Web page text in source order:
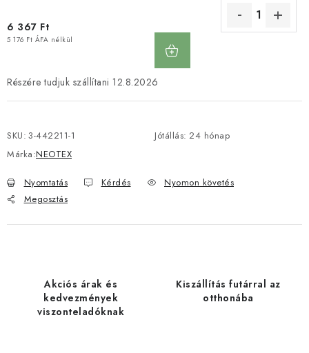
6 367 Ft
5 176 Ft ÁFA nélkül
12.8.2026
SKU: 3-442211-1
Márka:NEOTEX
Jótállás: 24 hónap
Nyomtatás Kérdés
Nyomon követés
Megosztás
Akciós árak és
kedvezmények
viszonteladóknak
Kiszállítás futárral az
otthonába